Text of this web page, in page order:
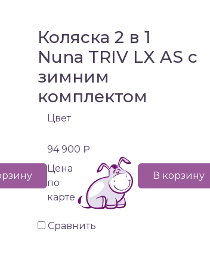
Коляска 2 в 1
Nuna TRIV LX AS с
зимним
комплектом
Цвет
94 900 ₽
Цена
по
карте
В корзину
Сравнить